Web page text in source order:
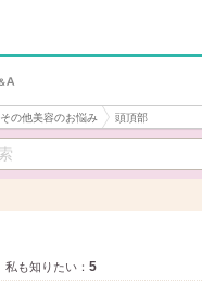
その他美容のお悩み 頭頂部
私も知りたい： 5